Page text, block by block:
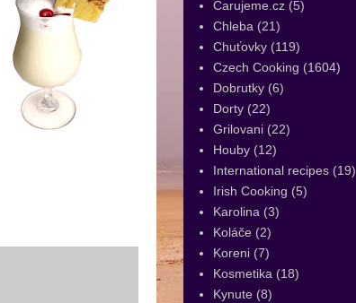
Čarujeme.cz (5)
Chleba (21)
Chuťovky (119)
Czech Cooking (1604)
Dobrutky (6)
Dorty (22)
Grilovani (22)
Houby (12)
International recipes (19)
Irish Cooking (5)
Karolina (3)
Koláče (2)
Koreni (7)
Kosmetika (18)
Kynute (8)